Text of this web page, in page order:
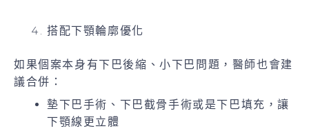
搭配下顎輪廓優化
如果個案本身有下巴後縮、小下巴問題，醫師也會建
議合併：
墊下巴手術、下巴截骨手術或是下巴填充，讓
下顎線更立體